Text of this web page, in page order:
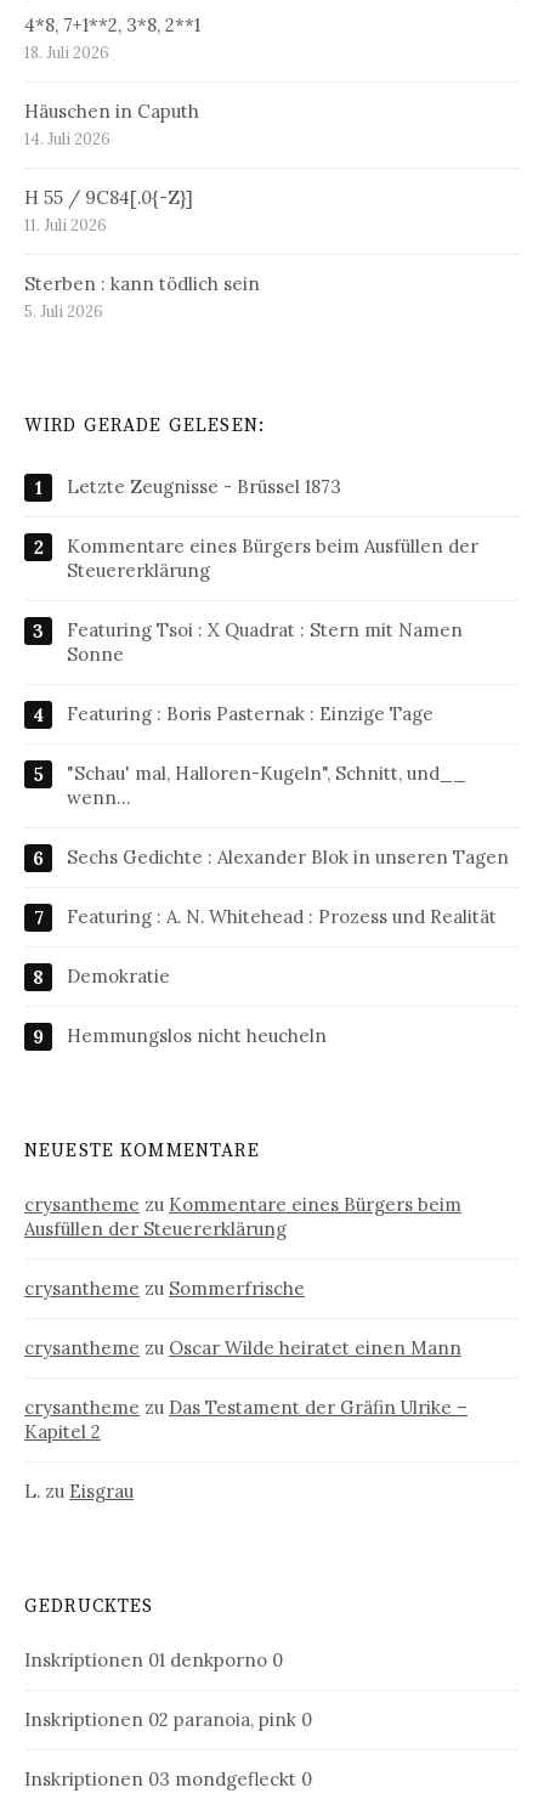
4*8, 7+1**2, 3*8, 2**1
18. Juli 2026
Häuschen in Caputh
14. Juli 2026
H 55 / 9C84[.0{-Z}]
11. Juli 2026
Sterben : kann tödlich sein
5. Juli 2026
WIRD GERADE GELESEN:
Letzte Zeugnisse - Brüssel 1873
Kommentare eines Bürgers beim Ausfüllen der
Steuererklärung
Featuring Tsoi : X Quadrat : Stern mit Namen
Sonne
Featuring : Boris Pasternak : Einzige Tage
"Schau' mal, Halloren-Kugeln", Schnitt, und__
wenn…
Sechs Gedichte : Alexander Blok in unseren Tagen
Featuring : A. N. Whitehead : Prozess und Realität
Demokratie
Hemmungslos nicht heucheln
NEUESTE KOMMENTARE
crysantheme zu Kommentare eines Bürgers beim
Ausfüllen der Steuererklärung
crysantheme zu Sommerfrische
crysantheme zu Oscar Wilde heiratet einen Mann
crysantheme zu Das Testament der Gräfin Ulrike –
Kapitel 2
L. zu Eisgrau
GEDRUCKTES
Inskriptionen 01 denkporno 0
Inskriptionen 02 paranoia, pink 0
Inskriptionen 03 mondgefleckt 0